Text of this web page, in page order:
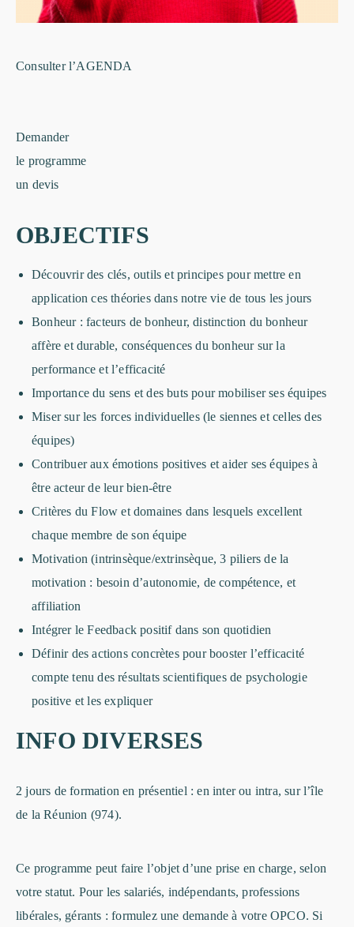
Consulter l’AGENDA​
Demander
le programme
un devis
OBJECTIFS
Découvrir des clés, outils et principes pour mettre en
application ces théories dans notre vie de tous les jours
Bonheur : facteurs de bonheur, distinction du bonheur
affère et durable, conséquences du bonheur sur la
performance et l’efficacité
Importance du sens et des buts pour mobiliser ses équipes
Miser sur les forces individuelles (le siennes et celles des
équipes)
Contribuer aux émotions positives et aider ses équipes à
être acteur de leur bien-être
Critères du Flow et domaines dans lesquels excellent
chaque membre de son équipe
Motivation (intrinsèque/extrinsèque, 3 piliers de la
motivation : besoin d’autonomie, de compétence, et
affiliation
Intégrer le Feedback positif dans son quotidien
Définir des actions concrètes pour booster l’efficacité
compte tenu des résultats scientifiques de psychologie
positive et les expliquer
INFO DIVERSES
2 jours de formation en présentiel : en inter ou intra, sur l’île
de la Réunion (974).
Ce programme peut faire l’objet d’une prise en charge, selon
votre statut. Pour les salariés, indépendants, professions
libérales, gérants : formulez une demande à votre OPCO. Si